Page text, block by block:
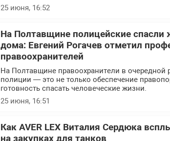
25 июня, 16:52
На Полтавщине полицейские спасли
дома: Евгений Рогачев отметил
правоохранителей
На Полтавщине правоохранители в очередной
полиции — это не только обеспечение
готовность спасать человеческие жизни.
25 июня, 16:51
Как AVER LEX Виталия Сердюка
на закупках для танков